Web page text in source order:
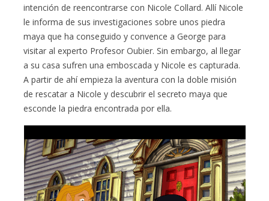
intención de reencontrarse con Nicole Collard. Allí Nicole
le informa de sus investigaciones sobre unos piedra
maya que ha conseguido y convence a George para
visitar al experto Profesor Oubier. Sin embargo, al llegar
a su casa sufren una emboscada y Nicole es capturada.
A partir de ahí empieza la aventura con la doble misión
de rescatar a Nicole y descubrir el secreto maya que
esconde la piedra encontrada por ella.